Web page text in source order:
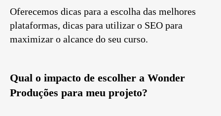
Oferecemos dicas para a escolha das melhores
plataformas, dicas para utilizar o SEO para
maximizar o alcance do seu curso.
Qual o impacto de escolher a Wonder
Produções para meu projeto?